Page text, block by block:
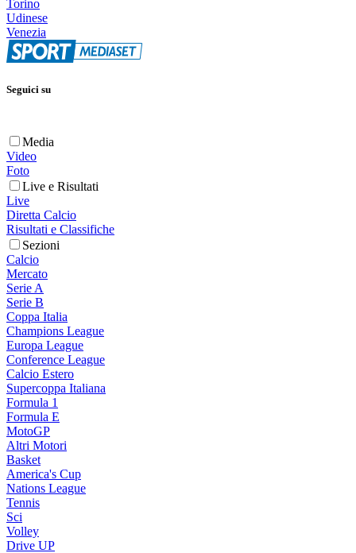
Torino
Udinese
Venezia
Seguici su
Media
Video
Foto
Live e Risultati
Live
Diretta Calcio
Risultati e Classifiche
Sezioni
Calcio
Mercato
Serie A
Serie B
Coppa Italia
Champions League
Europa League
Conference League
Calcio Estero
Supercoppa Italiana
Formula 1
Formula E
MotoGP
Altri Motori
Basket
America's Cup
Nations League
Tennis
Sci
Volley
Drive UP